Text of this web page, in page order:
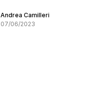
Andrea Camilleri
07/06/2023